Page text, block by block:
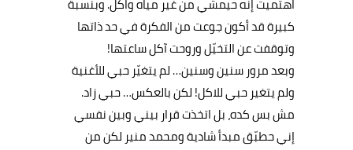
كبيرةقدأكونجوعتمنالفكرةفيحدذاتها
وتوقفتعنالتخيّلوروحتآكلساعتها!
وبعدمرورسنينوسنين…لميتغيّرحبيللأغنية
ولميتغيرحبيللاكل!لكنبالعكس…حبيزاد.
مشبسكده،بلاتخذتقرار بينيوبيننفسي
إنيحطبّقمبدأشاديةومحمدمنير لكنمن